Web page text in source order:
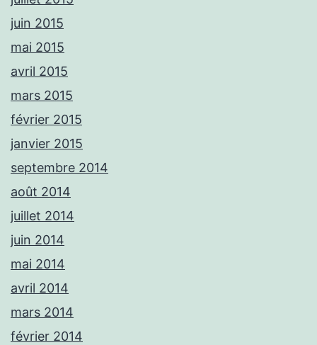
juin 2015
mai 2015
avril 2015
mars 2015
février 2015
janvier 2015
septembre 2014
août 2014
juillet 2014
juin 2014
mai 2014
avril 2014
mars 2014
février 2014